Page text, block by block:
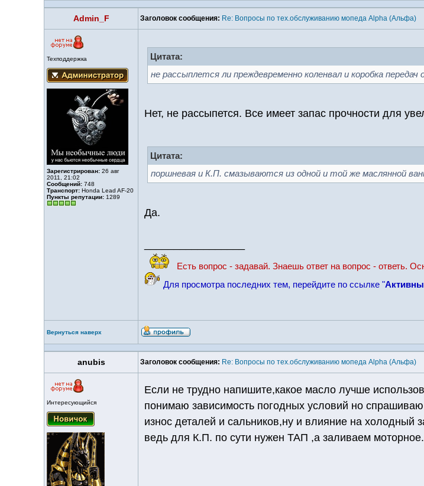
Admin_F Заголовок сообщения: Re: Вопросы по тех.обслуживанию мопеда Alpha (Альфа)
Техподдержка
Зарегистрирован: 26 авг
2011, 21:02
Сообщений: 748
Транспорт: Honda Lead AF-20
Пункты репутации: 1289
Цитата:
не рассыплется ли преждевременно коленвал и коробка передач
Нет, не рассыпется. Все имеет запас прочности для
Цитата:
поршневая и К.П. смазываются из одной и той же маслянной
Да.
Есть вопрос - задавай. Знаешь ответ на вопрос - ответь.
Для просмотра последних тем, перейдите по ссылке "
Вернуться наверх
anubis Заголовок сообщения: Re: Вопросы по тех.обслуживанию мопеда Alpha (Альфа)
Интересующийся
Если не трудно напишите,какое масло лучше
понимаю зависимость погодных условий но
износ деталей и сальников,ну и влияние на холодный
ведь для К.П. по сути нужен ТАП ,а заливаем моторное.